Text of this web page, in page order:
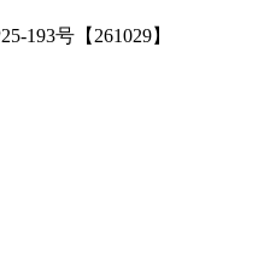
193号【261029】